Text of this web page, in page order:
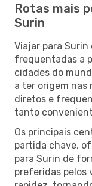
Rotas mais
Surin
Viajar para Surin
frequentadas a
cidades do
a ter origem nas
diretos e
tanto
Os principais
partida chave,
para Surin de
preferidas pelos